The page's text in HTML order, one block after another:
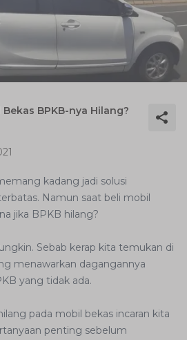
BPKB-nya Hilang?
kadang jadi solusi
Namun saat beli mobil
jika BPKB hilang?
Sebab kerap kita temukan di
menawarkan dagangannya
yang tidak ada.
pada mobil bekas incaran kita
penting sebelum